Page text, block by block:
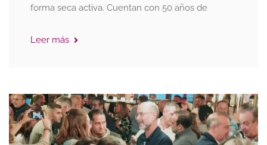
forma seca activa. Cuentan con 50 años de
Leer más